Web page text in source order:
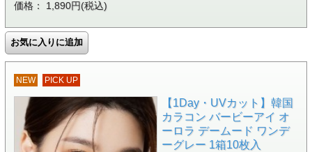
価格： 1,890円(税込)
NEW PICK UP
【1Day・UVカット】韓国
カラコン バービーアイ オ
ーロラ デームード ワンデ
ーグレー 1箱10枚入